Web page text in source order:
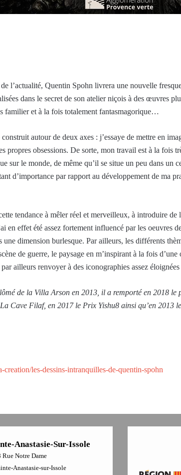
l’actualité, Quentin Spohn livrera une nouvelle
dans le secret de son atelier niçois à des œuvres
familier et à la fois totalement fantasmagorique…
autour de deux axes : j’essaye de mettre en
propres obsessions. De sorte, mon travail est à la
le monde, de même qu’il se situe un peu dans un
d’importance par rapport au développement de ma
tendance à mêler réel et merveilleux, à introduire
en effet été assez fortement influencé par les oeuvres
dimension burlesque. Par ailleurs, les différents
de guerre, le paysage en m’inspirant à la fois
ailleurs renvoyer à des iconographies assez
de la Villa Arson en 2013, il a remporté en 2018
Cave Filaf, en 2017 le Prix Yishu8 ainsi qu’en
les-dessins-intranquilles-de-quentin-spohn
Anastasie-Sur-Issole
Rue Notre Dame
Anastasie-sur-Issole